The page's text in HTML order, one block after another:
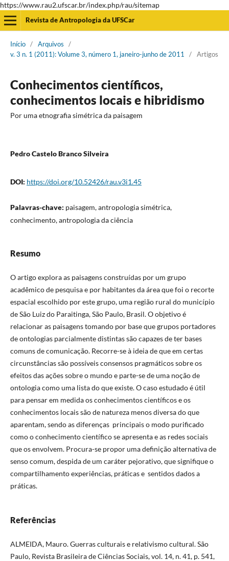
https://www.rau2.ufscar.br/index.php/rau/sitemap
Revista de Antropologia da UFSCar
Início / Arquivos
/
v. 3 n. 1 (2011): Volume 3, número 1, janeiro-junho de 2011
/ Artigos
Conhecimentos científicos,
conhecimentos locais e hibridismo
Por uma etnografia simétrica da paisagem
Pedro Castelo Branco Silveira
DOI: https://doi.org/10.52426/rau.v3i1.45
Palavras-chave: paisagem, antropologia simétrica,
conhecimento, antropologia da ciência
Resumo
O artigo explora as paisagens construídas por um grupo
acadêmico de pesquisa e por habitantes da área que foi o recorte
espacial escolhido por este grupo, uma região rural do município
de São Luiz do Paraitinga, São Paulo, Brasil. O objetivo é
relacionar as paisagens tomando por base que grupos portadores
de ontologias parcialmente distintas são capazes de ter bases
comuns de comunicação. Recorre-se à ideia de que em certas
circunstâncias são possíveis consensos pragmáticos sobre os
efeitos das ações sobre o mundo e parte-se de uma noção de
ontologia como uma lista do que existe. O caso estudado é útil
para pensar em medida os conhecimentos científicos e os
conhecimentos locais são de natureza menos diversa do que
aparentam, sendo as diferenças principais o modo purificado
como o conhecimento científico se apresenta e as redes sociais
que os envolvem. Procura-se propor uma definição alternativa de
senso comum, despida de um caráter pejorativo, que signifique o
compartilhamento experiências, práticas e sentidos dados a
práticas.
Referências
ALMEIDA, Mauro. Guerras culturais e relativismo cultural. São
Paulo, Revista Brasileira de Ciências Sociais, vol. 14, n. 41, p. 541,